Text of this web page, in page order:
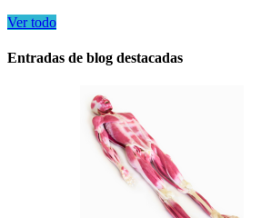
Ver todo
Entradas de blog destacadas